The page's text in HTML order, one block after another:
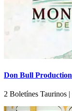
Don Bull
2 Boletínes Taurinos